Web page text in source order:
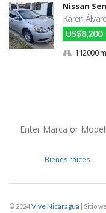
Nissan
Karen
US$8,200
112000
Bienes raíces
© 2024Vive Nicaragua | Sitio